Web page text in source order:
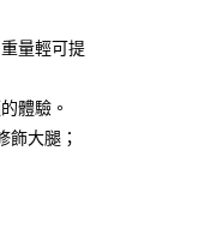
購物簡單
先享後
量輕可提
體驗。
飾大腿；